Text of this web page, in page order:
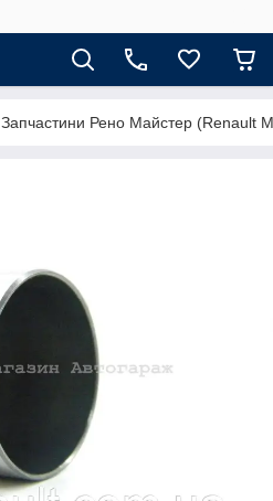
Запчастини Рено Майстер (Renault